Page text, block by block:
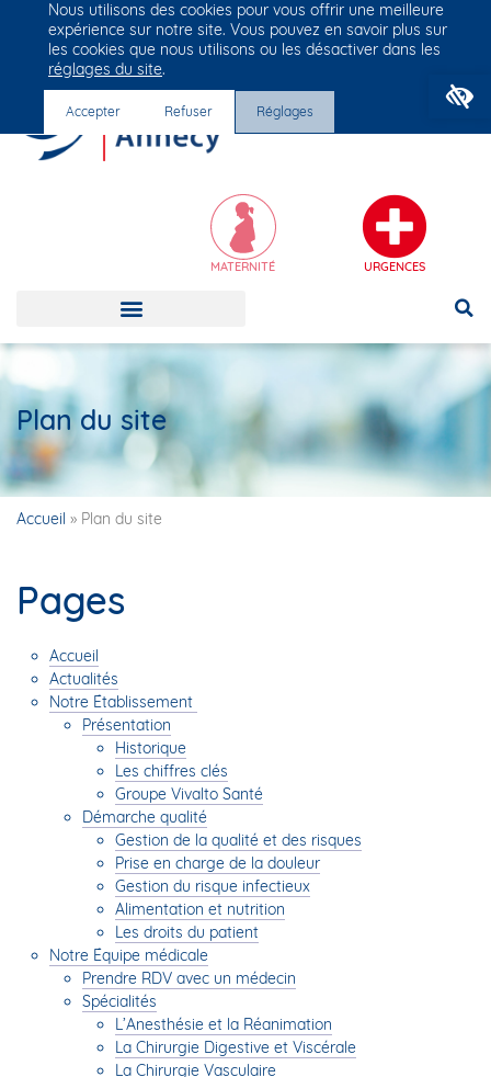
Groupe Vivalto Santé
Entre nous, la vie
MATERNITÉ URGENCES
Plan du site
Accueil » Plan du site
Pages
Accueil
Actualités
Notre Établissement
Présentation
Historique
Les chiffres clés
Groupe Vivalto Santé
Démarche qualité
Gestion de la qualité et des risques
Prise en charge de la douleur
Gestion du risque infectieux
Alimentation et nutrition
Les droits du patient
Notre Équipe médicale
Prendre RDV avec un médecin
Spécialités
L’Anesthésie et la Réanimation
La Chirurgie Digestive et Viscérale
La Chirurgie Vasculaire
Nous utilisons des cookies pour vous offrir une meilleure
expérience sur notre site. Vous pouvez en savoir plus sur
les cookies que nous utilisons ou les désactiver dans les
réglages du site.
Accepter Refuser Réglages